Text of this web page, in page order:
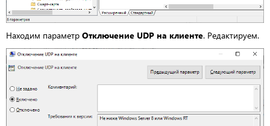
Находим параметр Отключение UDP на клиенте. Редактируем.